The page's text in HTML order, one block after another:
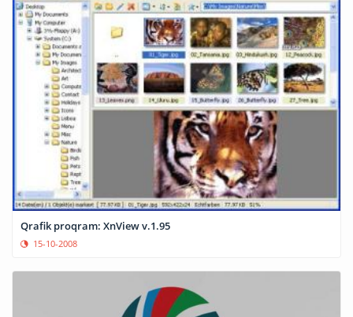
Qrafik proqram: XnView v.1.95
15-10-2008